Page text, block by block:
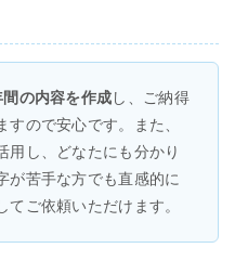
の内容を作成し、ご納得
ので安心です。また、
用し、どなたにも分かり
が苦手な方でも直感的に
ご依頼いただけます。